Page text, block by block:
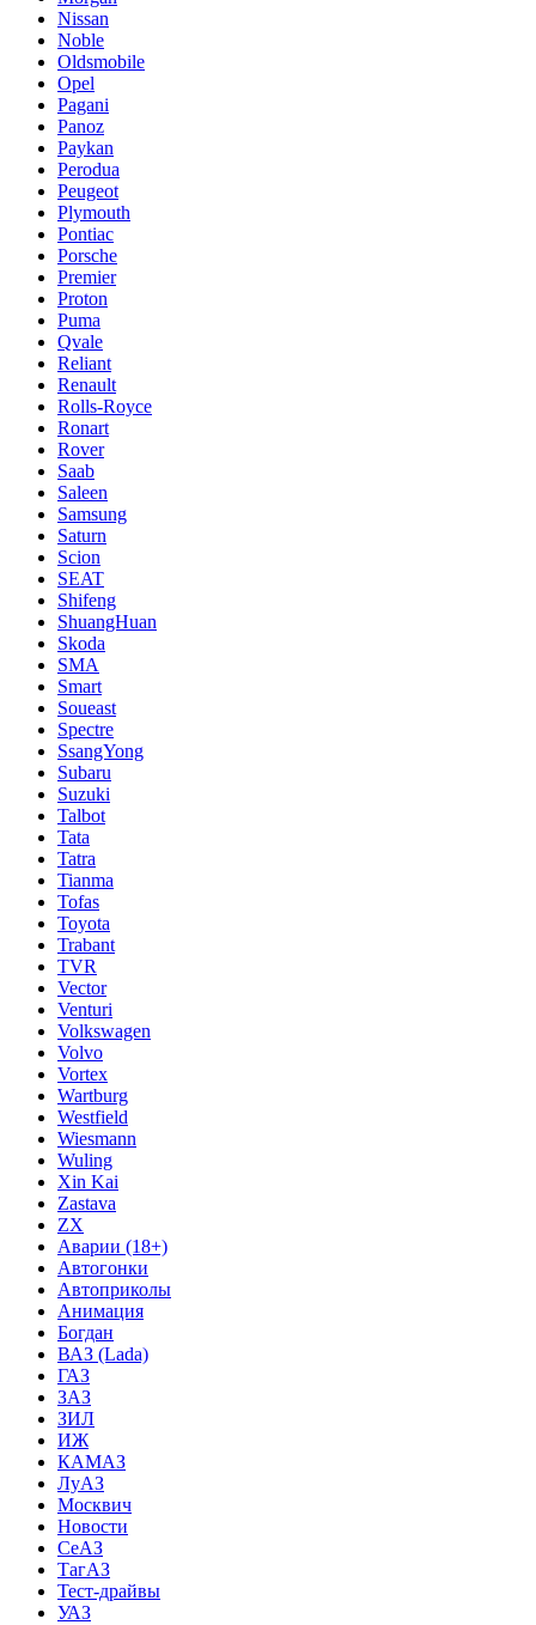
Nissan
Noble
Oldsmobile
Opel
Pagani
Panoz
Paykan
Perodua
Peugeot
Plymouth
Pontiac
Porsche
Premier
Proton
Puma
Qvale
Reliant
Renault
Rolls-Royce
Ronart
Rover
Saab
Saleen
Samsung
Saturn
Scion
SEAT
Shifeng
ShuangHuan
Skoda
SMA
Smart
Soueast
Spectre
SsangYong
Subaru
Suzuki
Talbot
Tata
Tatra
Tianma
Tofas
Toyota
Trabant
TVR
Vector
Venturi
Volkswagen
Volvo
Vortex
Wartburg
Westfield
Wiesmann
Wuling
Xin Kai
Zastava
ZX
Аварии (18+)
Автогонки
Автоприколы
Анимация
Богдан
ВАЗ (Lada)
ГАЗ
ЗАЗ
ЗИЛ
ИЖ
КАМАЗ
ЛуАЗ
Москвич
Новости
СеАЗ
ТагАЗ
Тест-драйвы
УАЗ